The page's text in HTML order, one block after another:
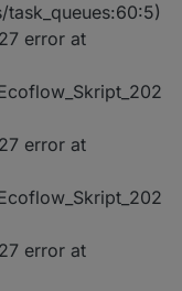
error at
error at
error at